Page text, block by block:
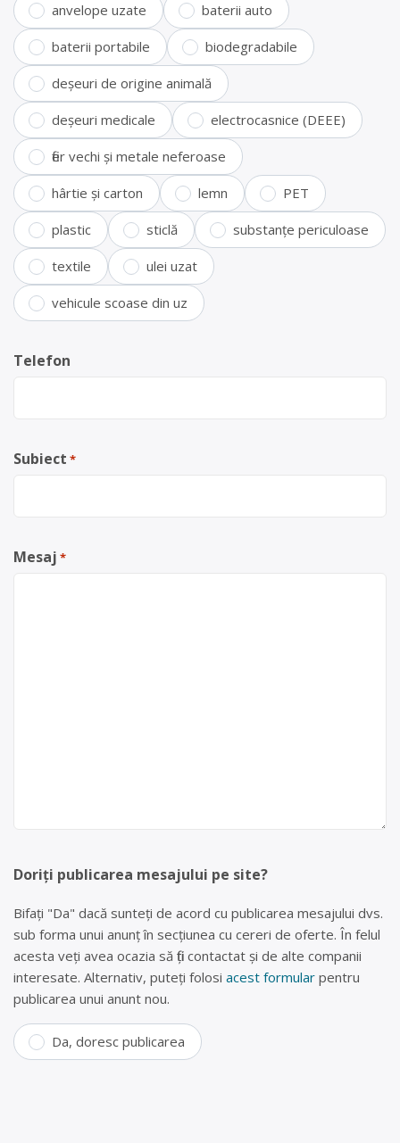
anvelope uzate baterii auto
baterii portabile biodegradabile
deșeuri de origine animală
deșeuri medicale electrocasnice (DEEE)
fier vechi și metale neferoase
hârtie și carton lemn PET
plastic sticlă substanțe periculoase
textile ulei uzat
vehicule scoase din uz
Telefon
Subiect *
Mesaj *
Doriți publicarea mesajului pe site?
Bifați "Da" dacă sunteți de acord cu publicarea mesajului dvs.
sub forma unui anunț în secțiunea cu cereri de oferte. În felul
acesta veți avea ocazia să fiți contactat și de alte companii
interesate. Alternativ, puteți folosi acest formular pentru
publicarea unui anunt nou.
Da, doresc publicarea